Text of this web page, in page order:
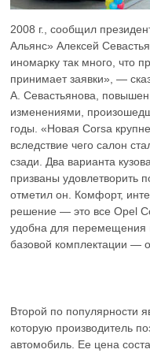
2008 г., сообщил
Альянс» Алексей
иномарку так много, что
принимает заявки», —
А. Севастьянова,
изменениями,
годы. «Новая Corsa
вследствие чего салон
сзади. Два варианта
призваны удовлетворить
отметил он. Комфорт,
решение — это все Opel
удобна для перемещения
базовой комплектации —
Второй по популярности
которую производитель
автомобиль. Ее цена